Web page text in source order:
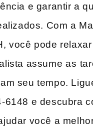
e garantir a
Com a
você pode
assume⁢ as⁤
seu tempo.
6148 e descubra‍
você a